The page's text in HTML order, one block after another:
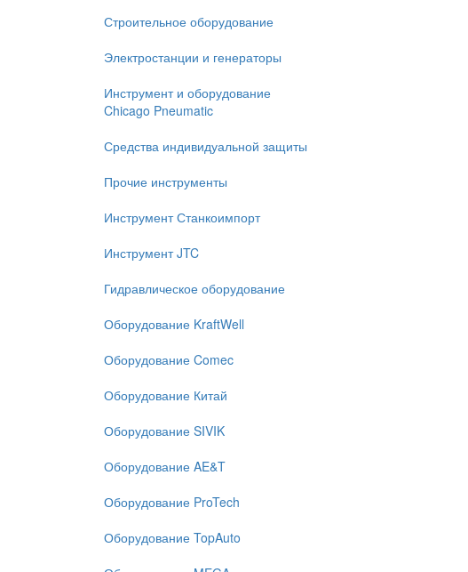
Строительное оборудование
Электростанции и генераторы
Инструмент и оборудование
Chicago Pneumatic
Средства индивидуальной защиты
Прочие инструменты
Инструмент Станкоимпорт
Инструмент JTC
Гидравлическое оборудование
Оборудование KraftWell
Оборудование Comec
Оборудование Китай
Оборудование SIVIK
Оборудование AE&T
Оборудование ProTech
Оборудование TopAuto